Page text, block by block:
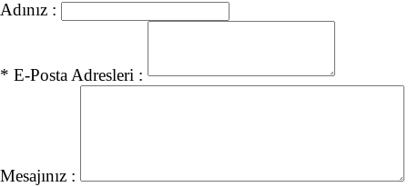
Adınız :
* E-Posta Adresleri :
Mesajınız :